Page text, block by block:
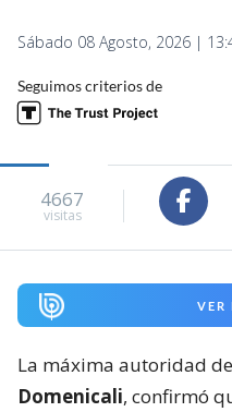
Sábado 08 Agosto, 2026 |
Seguimos criterios de
4667
visitas
VER
La máxima autoridad
Domenicali, confirmó